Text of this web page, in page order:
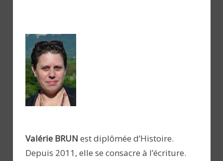
Valérie BRUN est diplômée d’Histoire.
Depuis 2011, elle se consacre à l’écriture.